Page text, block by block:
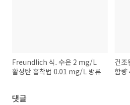
Freundlich 식. 수은 2 mg/L
활성탄 흡착법 0.01 mg/L 방류
건조
함량
댓글